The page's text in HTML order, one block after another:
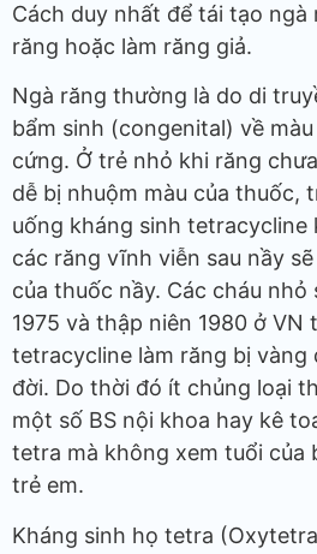
Cách duy nhất để tái tạo ngà
răng hoặc làm răng giả.
Ngà răng thường là do di
bẩm sinh (congenital) về
cứng. Ở trẻ nhỏ khi răng
dễ bị nhuộm màu của thuốc,
uống kháng sinh
các răng vĩnh viễn sau nầy
của thuốc nầy. Các cháu
1975 và thập niên 1980 ở VN
tetracycline làm răng bị vàng
đời. Do thời đó ít chủng loại
một số BS nội khoa hay kê
tetra mà không xem tuổi của
trẻ em.
Kháng sinh họ tetra